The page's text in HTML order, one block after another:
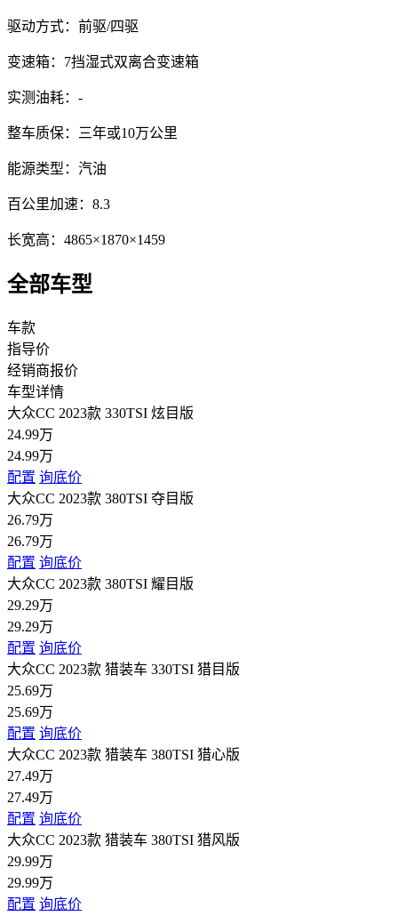
驱动方式： 前驱/四驱
变速箱： 7挡湿式双离合变速箱
实测油耗： -
整车质保： 三年或10万公里
能源类型： 汽油
百公里加速： 8.3
长宽高： 4865×1870×1459
全部车型
车款
指导价
经销商报价
车型详情
大众CC 2023款 330TSI 炫目版
24.99万
24.99万
配置 询底价
大众CC 2023款 380TSI 夺目版
26.79万
26.79万
配置 询底价
大众CC 2023款 380TSI 耀目版
29.29万
29.29万
配置 询底价
大众CC 2023款 猎装车 330TSI 猎目版
25.69万
25.69万
配置 询底价
大众CC 2023款 猎装车 380TSI 猎心版
27.49万
27.49万
配置 询底价
大众CC 2023款 猎装车 380TSI 猎风版
29.99万
29.99万
配置 询底价